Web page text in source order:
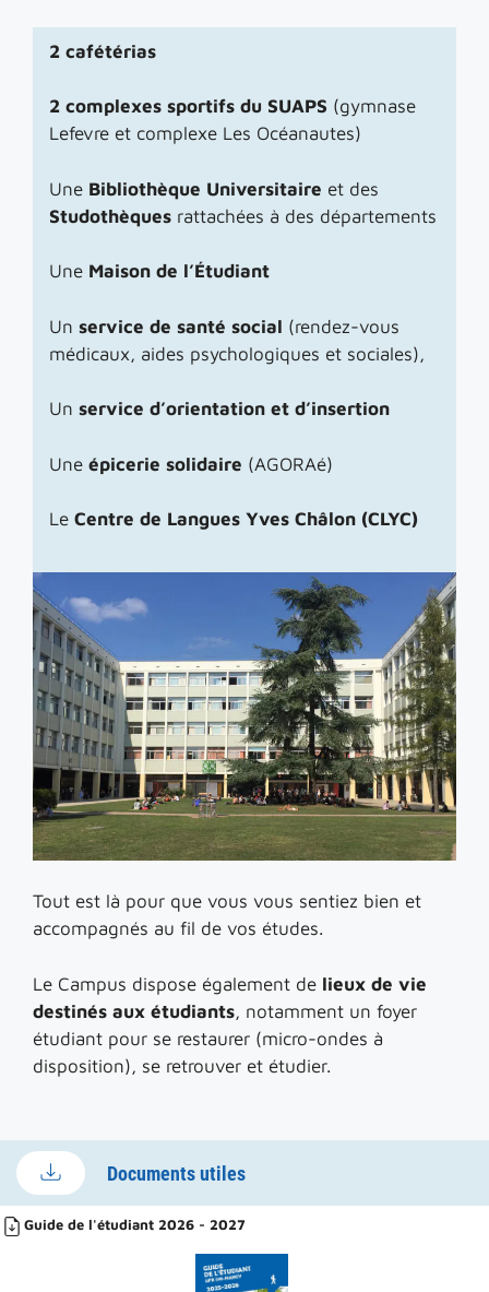
2 cafétérias
2 complexes sportifs du SUAPS (gymnase
Lefevre et complexe Les Océanautes)
Une Bibliothèque Universitaire et des
Studothèques rattachées à des départements
Une Maison de l’Étudiant
Un service de santé social (rendez-vous
médicaux, aides psychologiques et sociales),
Un service d’orientation et d’insertion
Une épicerie solidaire (AGORAé)
Le Centre de Langues Yves Châlon (CLYC)
Tout est là pour que vous vous sentiez bien et
accompagnés au fil de vos études.
Le Campus dispose également de lieux de vie
destinés aux étudiants, notamment un foyer
étudiant pour se restaurer (micro-ondes à
disposition), se retrouver et étudier.
Documents utiles
Guide de l'étudiant 2026 - 2027